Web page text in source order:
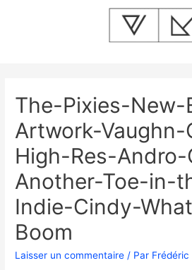
The-Pixies-New-
Artwork-Vaughn-
High-Res-Andro-
Another-Toe-in-
Indie-Cindy-
Boom
Laisser un commentaire / Par Frédéric